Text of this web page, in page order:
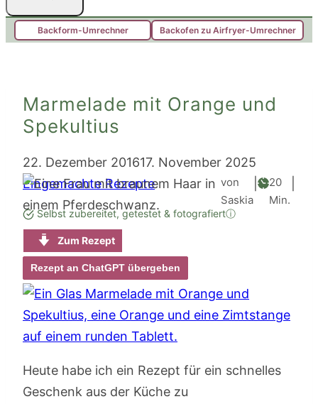
Backform-Umrechner Backofen zu Airfryer-Umrechner
Marmelade mit Orange und
Spekultius
22. Dezember 201617. November 2025
Eingemachte Rezepte
von
Saskia
| 20
Min.
Selbst zubereitet, getestet & fotografiertⓘ
Zum Rezept
Rezept an ChatGPT übergeben
Heute habe ich ein Rezept für ein schnelles
Geschenk aus der Küche zu